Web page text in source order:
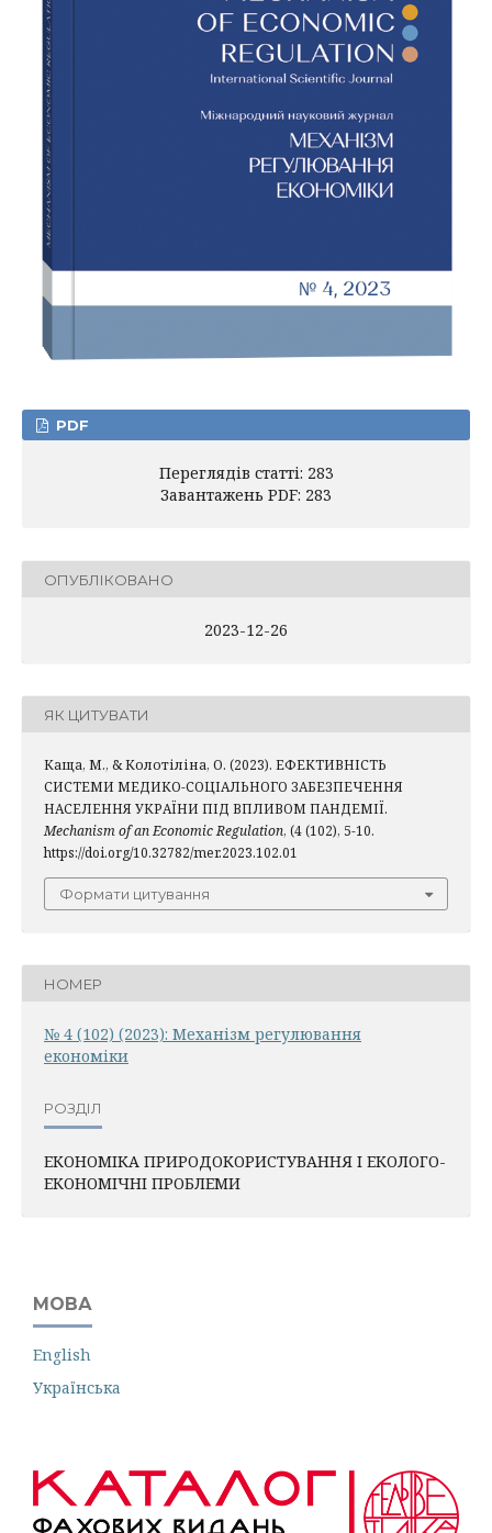
PDF
Переглядів статті: 283
Завантажень PDF: 283
ОПУБЛІКОВАНО
2023-12-26
ЯК ЦИТУВАТИ
Каща, М., & Колотіліна, О. (2023). ЕФЕКТИВНІСТЬ
СИСТЕМИ МЕДИКО-СОЦІАЛЬНОГО ЗАБЕЗПЕЧЕННЯ
НАСЕЛЕННЯ УКРАЇНИ ПІД ВПЛИВОМ ПАНДЕМІЇ.
Mechanism of an Economic Regulation, (4 (102), 5-10.
https://doi.org/10.32782/mer.2023.102.01
Формати цитування
НОМЕР
№ 4 (102) (2023): Механiзм регулювання
економiки
РОЗДІЛ
ЕКОНОМІКА ПРИРОДОКОРИСТУВАННЯ І ЕКОЛОГО-
ЕКОНОМІЧНІ ПРОБЛЕМИ
МОВА
English
Українська